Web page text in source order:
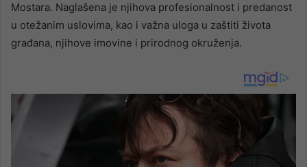
Mostara. Naglašena je njihova profesionalnost i predanost
u otežanim uslovima, kao i važna uloga u zaštiti života
građana, njihove imovine i prirodnog okruženja.